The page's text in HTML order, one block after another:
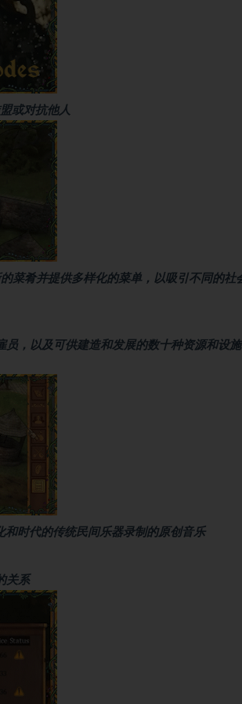
或对抗他人
菜肴并提供多样化的菜单，以吸引不同的社
员，以及可供建造和发展的数十种资源和设
和时代的传统民间乐器录制的原创音乐
关系